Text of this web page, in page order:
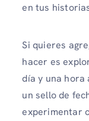
en tus
Si quieres
hacer es
día y una hora
un sello de
experimentar